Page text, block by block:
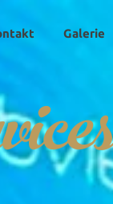
Galerie